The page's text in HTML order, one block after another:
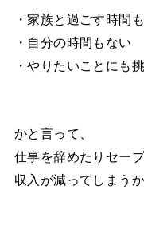
・家族と過ごす時間
・自分の時間もない
・やりたいことにも
かと言って、
仕事を辞めたりセー
収入が減ってしまう